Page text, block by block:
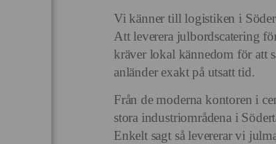
Vi känner till logistiken i
Att leverera julbordscatering
kräver lokal kännedom för att
anländer exakt på utsatt tid.
Från de moderna kontoren i
stora industriområdena i
Enkelt sagt så levererar vi